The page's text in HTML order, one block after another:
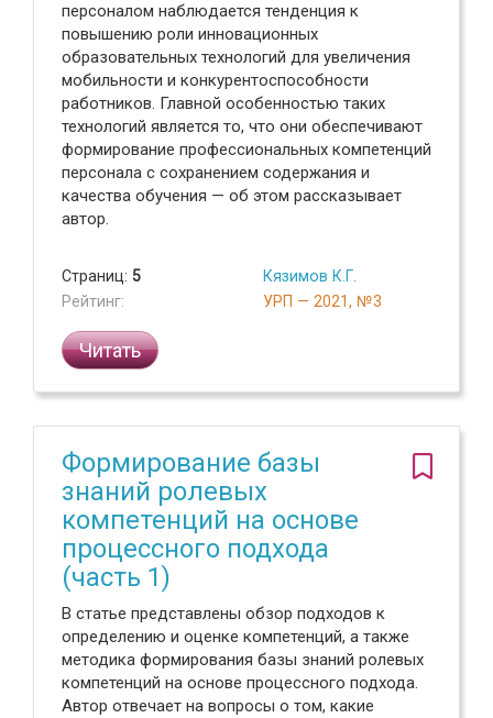
персоналом наблюдается тенденция к
повышению роли инновационных
образовательных технологий для увеличения
мобильности и конкурентоспособности
работников. Главной особенностью таких
технологий является то, что они обеспечивают
формирование профессиональных компетенций
персонала с сохранением содержания и
качества обучения — об этом рассказывает
автор.
Страниц: 5
Рейтинг:
Кязимов К.Г.
УРП — 2021, №3
Читать
Формирование базы
знаний ролевых
компетенций на основе
процессного подхода
(часть 1)
В статье представлены обзор подходов к
определению и оценке компетенций, а также
методика формирования базы знаний ролевых
компетенций на основе процессного подхода.
Автор отвечает на вопросы о том, какие